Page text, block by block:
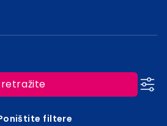
filtere